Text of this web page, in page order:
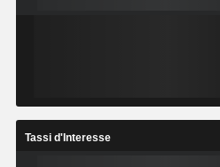
Tassi d'Interesse